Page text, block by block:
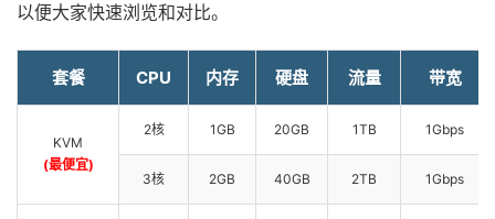
以便大家快速浏览和对比。
套餐 CPU 内存 硬盘 流量 带宽
KVM
(最便宜)
2核 1GB 20GB 1TB 1Gbps
3核 2GB 40GB 2TB 1Gbps